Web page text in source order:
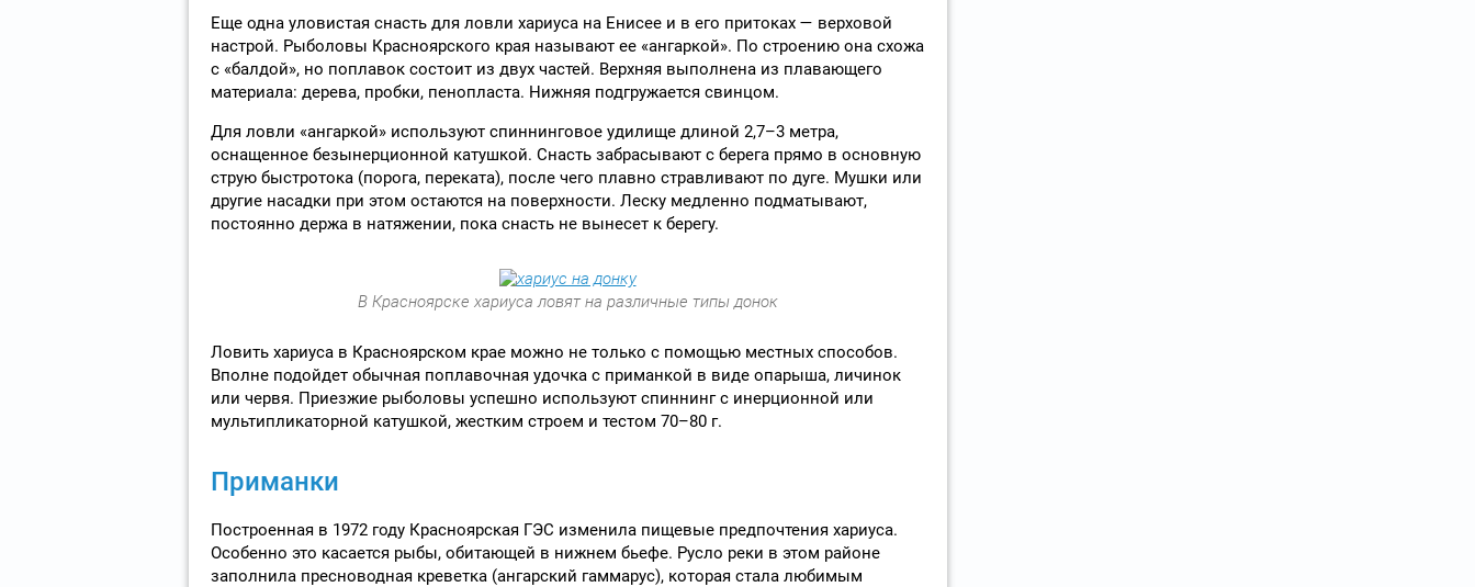
Еще одна уловистая снасть для ловли хариуса на Енисее и в его притоках — верховой
настрой. Рыболовы Красноярского края называют ее «ангаркой». По строению она схожа
с «балдой», но поплавок состоит из двух частей. Верхняя выполнена из плавающего
материала: дерева, пробки, пенопласта. Нижняя подгружается свинцом.
Для ловли «ангаркой» используют спиннинговое удилище длиной 2,7–3 метра,
оснащенное безынерционной катушкой. Снасть забрасывают с берега прямо в основную
струю быстротока (порога, переката), после чего плавно стравливают по дуге. Мушки или
другие насадки при этом остаются на поверхности. Леску медленно подматывают,
постоянно держа в натяжении, пока снасть не вынесет к берегу.
В Красноярске хариуса ловят на различные типы донок
Ловить хариуса в Красноярском крае можно не только с помощью местных способов.
Вполне подойдет обычная поплавочная удочка с приманкой в виде опарыша, личинок
или червя. Приезжие рыболовы успешно используют спиннинг с инерционной или
мультипликаторной катушкой, жестким строем и тестом 70–80 г.
Приманки
Построенная в 1972 году Красноярская ГЭС изменила пищевые предпочтения хариуса.
Особенно это касается рыбы, обитающей в нижнем бьефе. Русло реки в этом районе
заполнила пресноводная креветка (ангарский гаммарус), которая стала любимым